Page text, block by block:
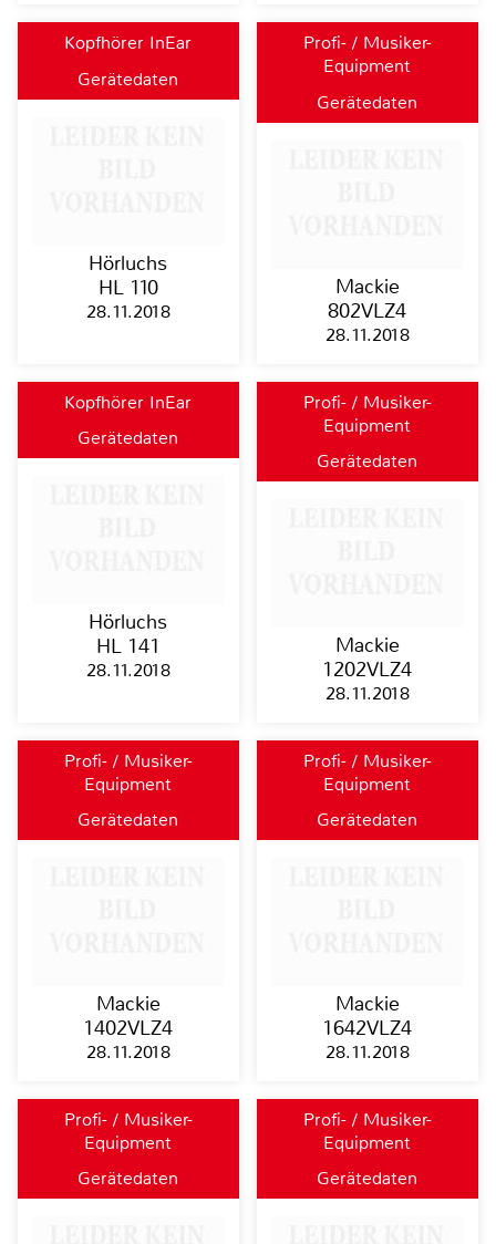
Kopfhörer InEar
Gerätedaten
Hörluchs
HL 110
28.11.2018
Profi- / Musiker-
Equipment
Gerätedaten
Mackie
802VLZ4
28.11.2018
Kopfhörer InEar
Gerätedaten
Hörluchs
HL 141
28.11.2018
Profi- / Musiker-
Equipment
Gerätedaten
Mackie
1202VLZ4
28.11.2018
Profi- / Musiker-
Equipment
Gerätedaten
Mackie
1402VLZ4
28.11.2018
Profi- / Musiker-
Equipment
Gerätedaten
Mackie
1642VLZ4
28.11.2018
Profi- / Musiker-
Equipment
Gerätedaten
Profi- / Musiker-
Equipment
Gerätedaten